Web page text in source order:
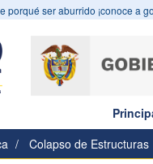
porqué ser aburrido ¡conoce a
Colapso de Estructuras